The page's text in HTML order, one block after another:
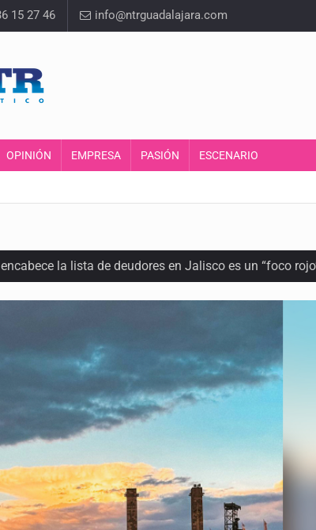
15 27 46 info@ntrguadalajara.com
OPINIÓN EMPRESA PASIÓN ESCENARIO
la lista de deudores en Jalisco es un “foco
de la ASEJ para recuperar fondos públicos
por agresión y amenzas contra su pareja
de San Isidro denuncian tala; IJALVI lo niega
tras inundación en Balcones de Oblatos
en búsqueda de Ricardo Cabezas Talavera
popular por desarrollo de vivienda en Mirador de
implicados en crimen de Valeria